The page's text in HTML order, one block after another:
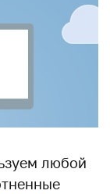
любой